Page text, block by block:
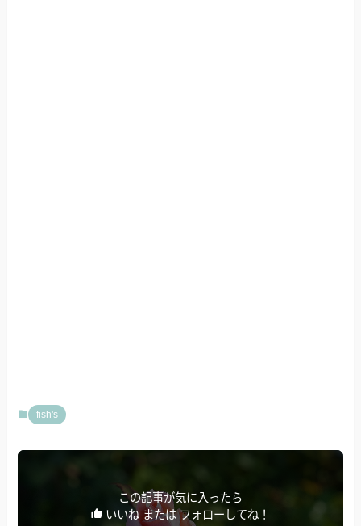
fish's
この記事が気に入ったら
いいね または フォローしてね！